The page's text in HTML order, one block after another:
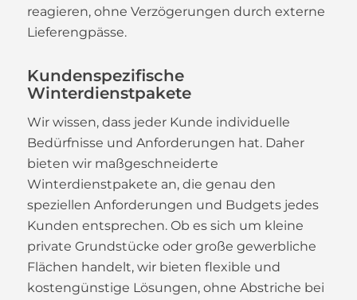
reagieren, ohne Verzögerungen durch externe
Lieferengpässe.
Kundenspezifische
Winterdienstpakete
Wir wissen, dass jeder Kunde individuelle
Bedürfnisse und Anforderungen hat. Daher
bieten wir maßgeschneiderte
Winterdienstpakete an, die genau den
speziellen Anforderungen und Budgets jedes
Kunden entsprechen. Ob es sich um kleine
private Grundstücke oder große gewerbliche
Flächen handelt, wir bieten flexible und
kostengünstige Lösungen, ohne Abstriche bei